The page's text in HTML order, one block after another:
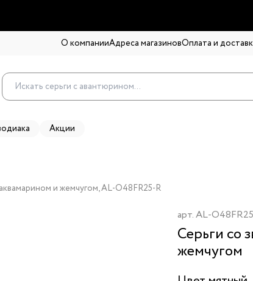
О компанииАдреса магазиновОплата и
Акции
и жемчугом, AL-O48FR25-R
арт.AL-
Серьги со
жемчугом